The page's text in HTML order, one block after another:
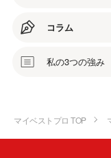
コラム
私の3つの強み
マイベストプロ TOP